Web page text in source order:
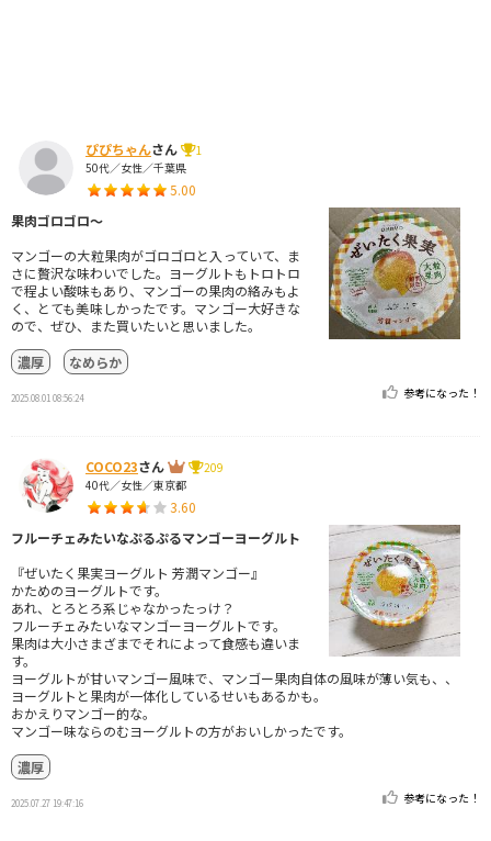
ぴぴちゃんさん
1
50代／女性／千葉県
5.00
果肉ゴロゴロ〜
マンゴーの大粒果肉がゴロゴロと入っていて、ま
さに贅沢な味わいでした。ヨーグルトもトロトロ
で程よい酸味もあり、マンゴーの果肉の絡みもよ
く、とても美味しかったです。マンゴー大好きな
ので、ぜひ、また買いたいと思いました。
濃厚
なめらか
2025.08.01 08:56:24 参考になった！
COCO23さん
209
40代／女性／東京都
3.60
フルーチェみたいなぷるぷるマンゴーヨーグルト
『ぜいたく果実ヨーグルト 芳潤マンゴー』
かためのヨーグルトです。
あれ、とろとろ系じゃなかったっけ？
フルーチェみたいなマンゴーヨーグルトです。
果肉は大小さまざまでそれによって食感も違いま
す。
ヨーグルトが甘いマンゴー風味で、マンゴー果肉自体の風味が薄い気も、、
ヨーグルトと果肉が一体化しているせいもあるかも。
おかえりマンゴー的な。
マンゴー味ならのむヨーグルトの方がおいしかったです。
濃厚
2025.07.27 19:47:16 参考になった！